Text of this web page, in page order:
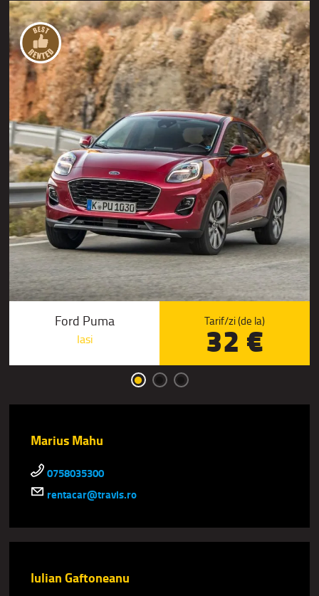
Ford Puma
Iasi
Tarif/zi (de la)
32 €
Marius Mahu
0758035300
rentacar@travis.ro
Iulian Gaftoneanu